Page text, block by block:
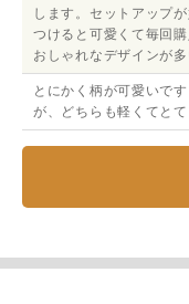
します。セットアップ
つけると可愛くて毎回
おしゃれなデザインが
とにかく柄が可愛いで
が、どちらも軽くてと